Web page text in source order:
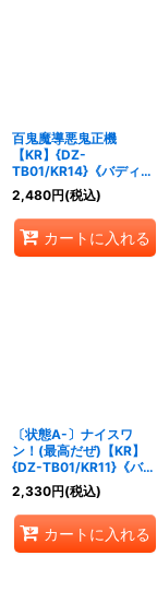
百鬼魔導悪鬼正機
【KR】{DZ-
TB01/KR14}《バディフ
ァイト》
2,480円(税込)
カートに入れる
〔状態A-〕ナイスワ
ン！(最高だぜ)【KR】
{DZ-TB01/KR11}《バデ
ィファイト》
2,330円(税込)
カートに入れる